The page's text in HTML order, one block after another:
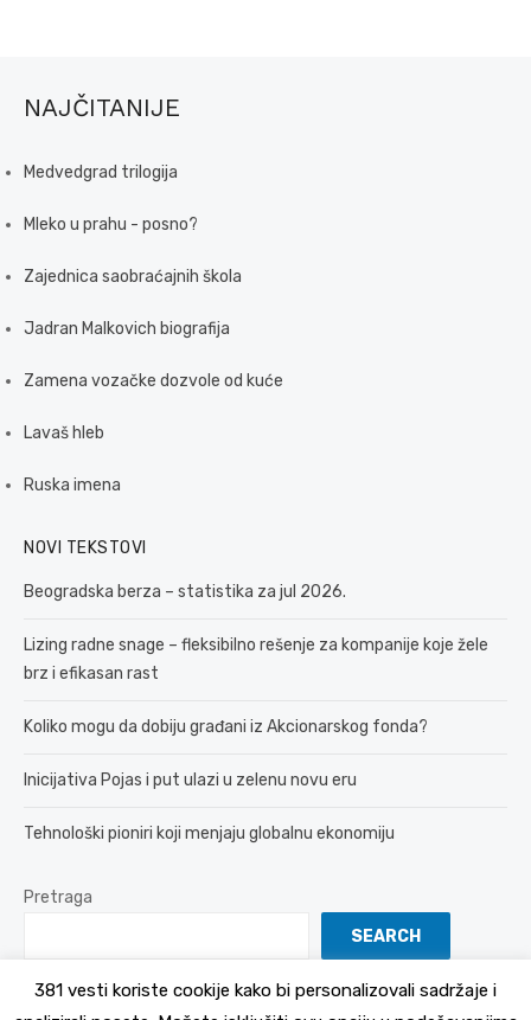
NAJČITANIJE
Medvedgrad trilogija
Mleko u prahu - posno?
Zajednica saobraćajnih škola
Jadran Malkovich biografija
Zamena vozačke dozvole od kuće
Lavaš hleb
Ruska imena
NOVI TEKSTOVI
Beogradska berza – statistika za jul 2026.
Lizing radne snage – fleksibilno rešenje za kompanije koje žele
brz i efikasan rast
Koliko mogu da dobiju građani iz Akcionarskog fonda?
Inicijativa Pojas i put ulazi u zelenu novu eru
Tehnološki pioniri koji menjaju globalnu ekonomiju
Pretraga
SEARCH
381 vesti koriste cookije kako bi personalizovali sadržaje i